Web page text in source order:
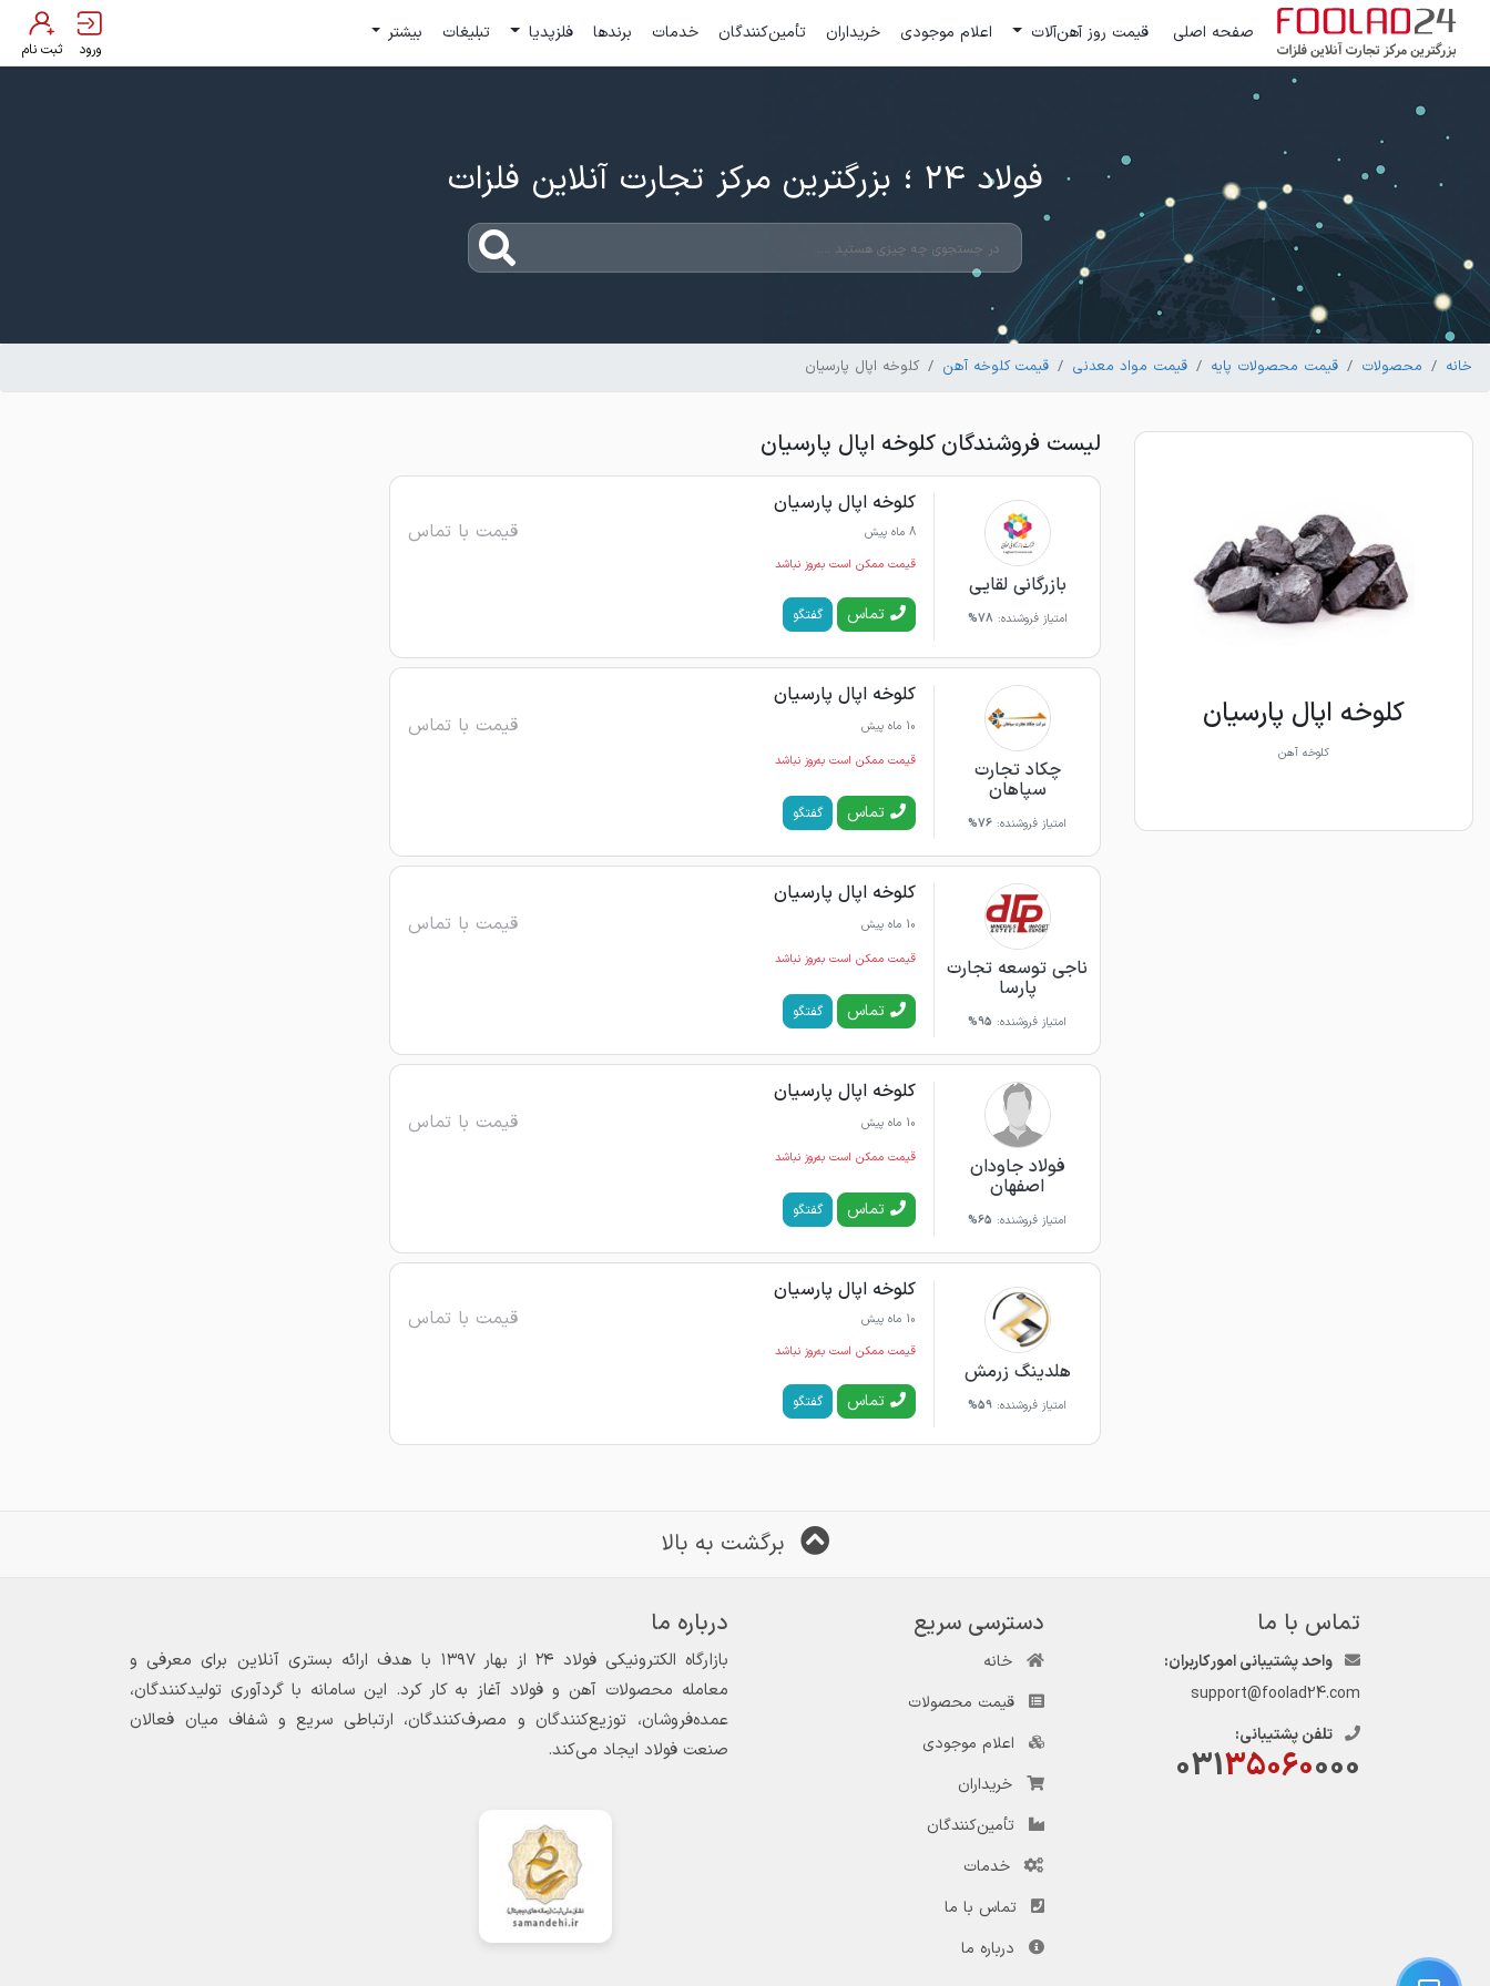
صفحه اصلی قیمت روز آهن‌آلات اعلام موجودی خریداران تأمین‌کنندگان خدمات برندها فلزپدیا تبلیغات بیشتر
ورود ثبت نام
فولاد 24 ؛ بزرگترین مرکز تجارت آنلاین فلزات
خانه محصولات قیمت محصولات پایه قیمت مواد معدنی قیمت کلوخه آهن کلوخه اپال پارسیان
کلوخه اپال پارسیان
کلوخه آهن
لیست فروشندگان کلوخه اپال پارسیان
بازرگانی لقایی
امتیاز فروشنده: 78%
کلوخه اپال پارسیان
8 ماه پیش قیمت با تماس
قیمت ممکن است به‌روز نباشد
تماس گفتگو
چکاد تجارت
سپاهان
امتیاز فروشنده: 76%
کلوخه اپال پارسیان
10 ماه پیش قیمت با تماس
قیمت ممکن است به‌روز نباشد
تماس گفتگو
ناجی توسعه تجارت
پارسا
امتیاز فروشنده: 95%
کلوخه اپال پارسیان
10 ماه پیش قیمت با تماس
قیمت ممکن است به‌روز نباشد
تماس گفتگو
فولاد جاودان
اصفهان
امتیاز فروشنده: 65%
کلوخه اپال پارسیان
10 ماه پیش قیمت با تماس
قیمت ممکن است به‌روز نباشد
تماس گفتگو
هلدینگ زرمش
امتیاز فروشنده: 59%
کلوخه اپال پارسیان
10 ماه پیش قیمت با تماس
قیمت ممکن است به‌روز نباشد
تماس گفتگو
برگشت به بالا
تماس با ما
واحد پشتیبانی امور کاربران:
support@foolad24.com
تلفن پشتیبانی:
03135060000
دسترسی سریع
خانه
قیمت محصولات
اعلام موجودی
خریداران
تأمین‌کنندگان
خدمات
تماس با ما
درباره ما
درباره ما
بازارگاه الکترونیکی فولاد ۲۴ از بهار ۱۳۹۷ با هدف ارائه بستری آنلاین برای معرفی و
معامله محصولات آهن و فولاد آغاز به کار کرد. این سامانه با گردآوری تولیدکنندگان،
عمده‌فروشان، توزیع‌کنندگان و مصرف‌کنندگان، ارتباطی سریع و شفاف میان فعالان
صنعت فولاد ایجاد می‌کند.